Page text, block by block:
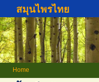
สมุนไพรไทย
Home